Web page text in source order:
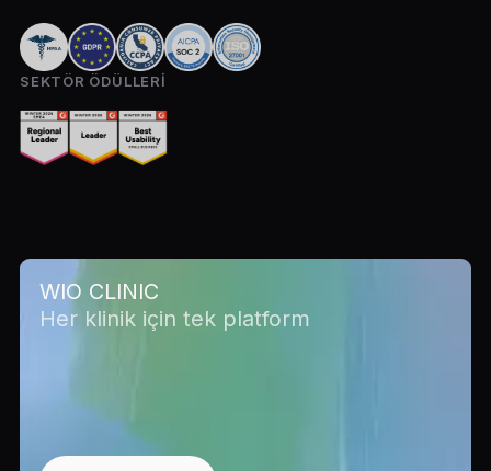
SEKTÖR ÖDÜLLERI
WIO CLINIC
Her klinik için tek platform